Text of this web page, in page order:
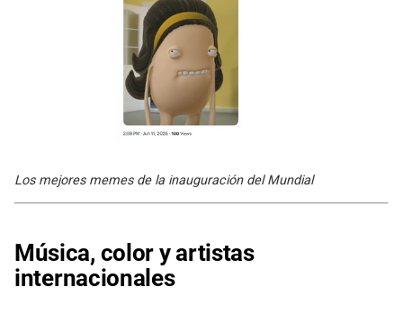
Los mejores memes de la inauguración del Mundial
Música, color y artistas
internacionales